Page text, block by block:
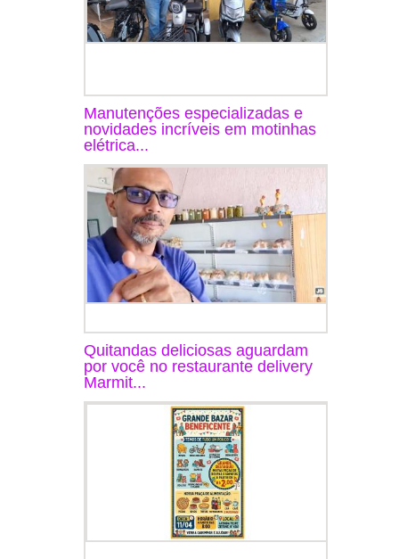
Manutenções especializadas e
novidades incríveis em motinhas
elétrica...
Quitandas deliciosas aguardam
por você no restaurante delivery
Marmit...